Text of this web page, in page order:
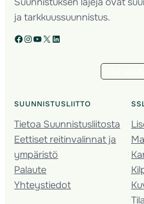
ja tarkkuussuunnistus.
Facebook Instagram YouTube X LinkedIn
SUUNNISTUSLIITTO
Tietoa Suunnistusliitosta
Eettiset reitinvalinnat ja
ympäristö
Palaute
Yhteystiedot